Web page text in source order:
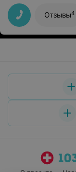
давлением.Очень
обследование.Не
кардиограмму,
врача.Спасибо
мне
Отзывы4